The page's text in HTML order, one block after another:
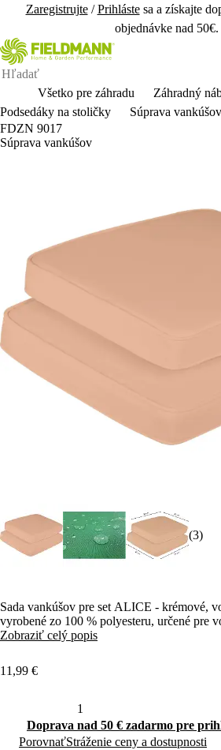
Zaregistrujte/Prihlástesa a získajte
objednávke nad 50€.
Všetko pre záhradu Záhradný
Podsedáky na stoličky
Súprava
FDZN 9017
Súprava vankúšov
(3)
Sada vankúšov pre set ALICE - krémové,
vyrobené zo 100 % polyesteru, určené pre
Zobraziť celý popis
11,99 €
Doprava nad 50 € zadarmo pre
PorovnaťStráženie ceny a dostupnosti